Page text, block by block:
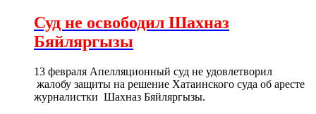
Суд не освободил Шахназ
Бяйляргызы
13 февраля Апелляционный суд не удовлетворил
жалобу защиты на решение Хатаинского суда об аресте
журналистки Шахназ Бяйляргызы.